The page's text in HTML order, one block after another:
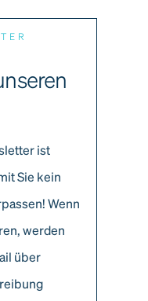
ist
Sie kein
Wenn
werden
über